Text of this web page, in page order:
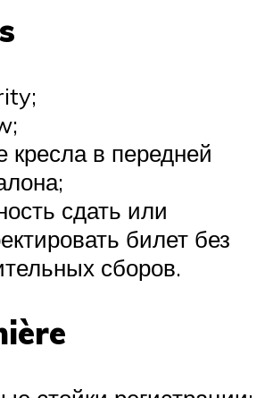
кресла в передней
сдать или
билет без
сборов.